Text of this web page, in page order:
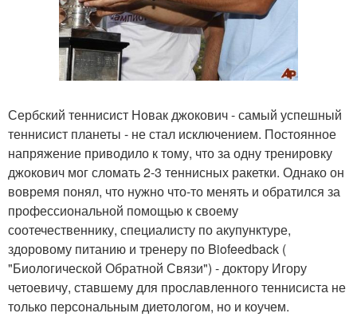
Сербский теннисист Новак джокович - самый успешный
теннисист планеты - не стал исключением. Постоянное
напряжение приводило к тому, что за одну тренировку
джокович мог сломать 2-3 теннисных ракетки. Однако он
вовремя понял, что нужно что-то менять и обратился за
профессиональной помощью к своему
соотечественнику, специалисту по акупунктуре,
здоровому питанию и тренеру по Biofeedback (
"Биологической Обратной Связи") - доктору Игору
четоевичу, ставшему для прославленного теннисиста не
только персональным диетологом, но и коучем.